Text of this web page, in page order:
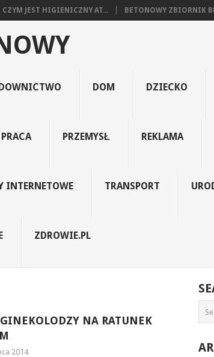
CZYM JEST HIGIENICZNY AT... BETONOWY ZBIORNIK
DOM DZIECKO
PRACA PRZEMYSŁ REKLAMA
INTERNETOWE TRANSPORT
ZDROWIE.PL
NA RATUNEK
2014